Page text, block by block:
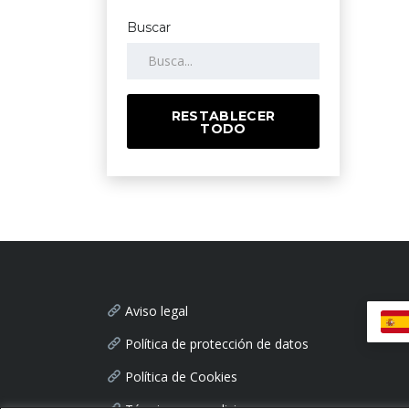
Buscar
RESTABLECER
TODO
Aviso legal
Política de protección de datos
Política de Cookies